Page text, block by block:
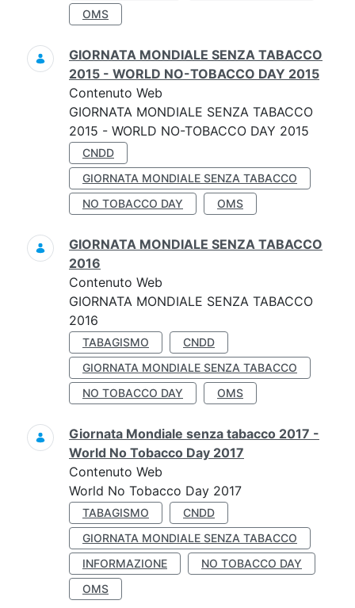
OMS
GIORNATA MONDIALE SENZA TABACCO
2015 - WORLD NO-TOBACCO DAY 2015
Contenuto Web
GIORNATA MONDIALE SENZA TABACCO
2015 - WORLD NO-TOBACCO DAY 2015
CNDD
GIORNATA MONDIALE SENZA TABACCO
NO TOBACCO DAY
OMS
GIORNATA MONDIALE SENZA TABACCO
2016
Contenuto Web
GIORNATA MONDIALE SENZA TABACCO
2016
TABAGISMO
CNDD
GIORNATA MONDIALE SENZA TABACCO
NO TOBACCO DAY
OMS
Giornata Mondiale senza tabacco 2017 -
World No Tobacco Day 2017
Contenuto Web
World No Tobacco Day 2017
TABAGISMO
CNDD
GIORNATA MONDIALE SENZA TABACCO
INFORMAZIONE
NO TOBACCO DAY
OMS